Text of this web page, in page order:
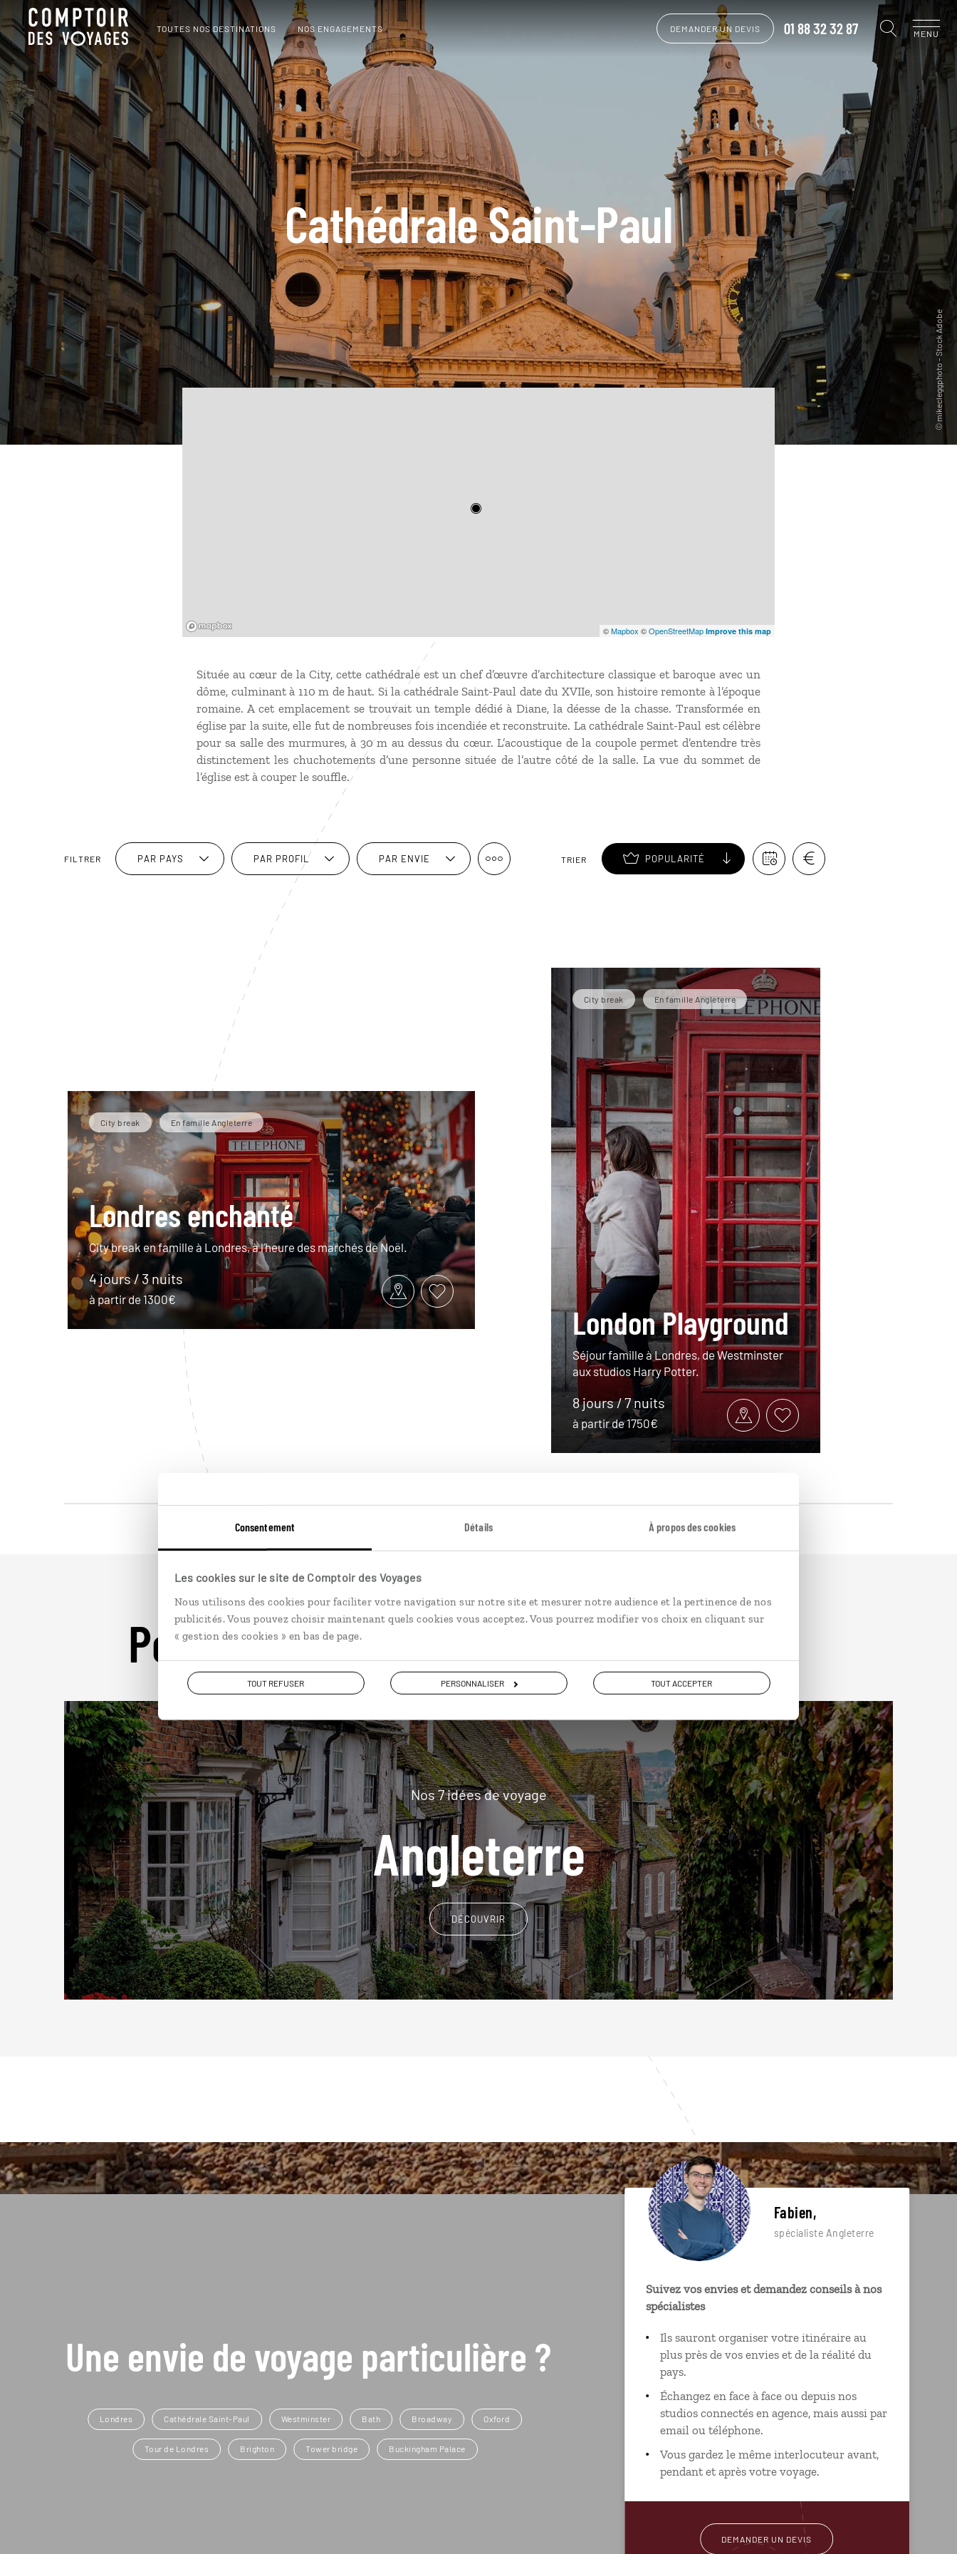
Consentement Détails À propos des cookies
Les cookies sur le site de Comptoir des Voyages
Nous utilisons des cookies pour faciliter votre navigation sur notre site et mesurer notre audience et la pertinence de nos
publicités. Vous pouvez choisir maintenant quels cookies vous acceptez. Vous pourrez modifier vos choix en cliquant sur
« gestion des cookies » en bas de page.
TOUT REFUSER PERSONNALISER TOUT ACCEPTER
TOUTES NOS DESTINATIONS NOS ENGAGEMENTS DEMANDER UN DEVIS 01 88 32 32 87 MENU
Cathédrale Saint-Paul
©Mapbox ©OpenStreetMap Improve this map
Située au cœur de la City, cette cathédrale est un chef d’œuvre d’architecture classique et baroque avec un
dôme, culminant à 110 m de haut. Si la cathédrale Saint-Paul date du XVIIe, son histoire remonte à l’époque
romaine. A cet emplacement se trouvait un temple dédié à Diane, la déesse de la chasse. Transformée en
église par la suite, elle fut de nombreuses fois incendiée et reconstruite. La cathédrale Saint-Paul est célèbre
pour sa salle des murmures, à 30 m au dessus du cœur. L’acoustique de la coupole permet d’entendre très
distinctement les chuchotements d’une personne située de l’autre côté de la salle. La vue du sommet de
l’église est à couper le souffle.
FILTRER PAR PAYS PAR PROFIL PAR ENVIE TRIER POPULARITÉ
City break En famille Angleterre
Londres enchanté
City break en famille à Londres, à l’heure des marchés de Noël.
4 jours / 3 nuits
à partir de 1300€
City break En famille Angleterre
London Playground
Séjour famille à Londres, de Westminster
aux studios Harry Potter.
8 jours / 7 nuits
à partir de 1750€
Pour aller plus loin
Nos 7 idées de voyage
Angleterre
DÉCOUVRIR
Une envie de voyage particulière ?
Londres Cathédrale Saint-Paul Westminster Bath Broadway Oxford
Tour de Londres Brighton Tower bridge Buckingham Palace
Fabien,
spécialiste Angleterre
Suivez vos envies et demandez conseils à nos
spécialistes
Ils sauront organiser votre itinéraire au
plus près de vos envies et de la réalité du
pays.
Échangez en face à face ou depuis nos
studios connectés en agence, mais aussi par
email ou téléphone.
Vous gardez le même interlocuteur avant,
pendant et après votre voyage.
DEMANDER UN DEVIS